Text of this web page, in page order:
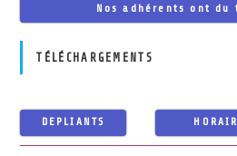
Nos adhérents ont du
TÉLÉCHARGEMENTS
DEPLIANTS